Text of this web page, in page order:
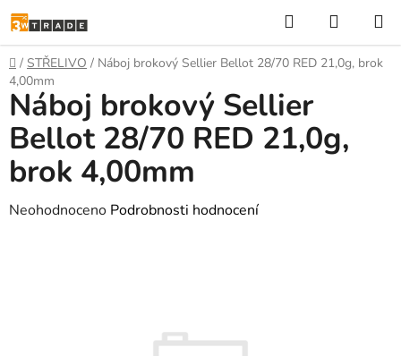
Přejít
na
obsah
Hledat
KOŠÍK
Domů
/ STŘELIVO / Náboj brokový Sellier Bellot 28/70 RED 21,0g, brok
4,00mm
Náboj brokový Sellier
Bellot 28/70 RED 21,0g,
brok 4,00mm
Průměrné
Neohodnoceno Podrobnosti hodnocení